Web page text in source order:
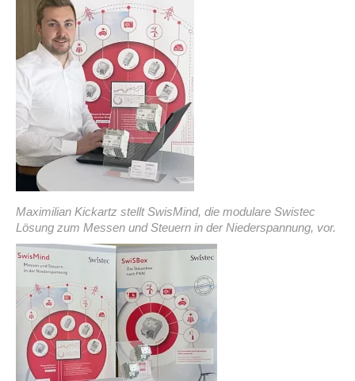
Maximilian Kickartz stellt SwisMind, die modulare Swistec
Lösung zum Messen und Steuern in der Niederspannung, vor.